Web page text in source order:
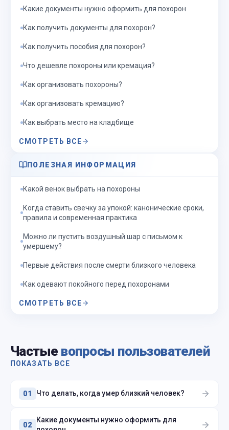
Какие документы нужно оформить для похорон
Как получить документы для похорон?
Как получить пособия для похорон?
Что дешевле похороны или кремация?
Как организовать похороны?
Как организовать кремацию?
Как выбрать место на кладбище
СМОТРЕТЬ ВСЕ
ПОЛЕЗНАЯ ИНФОРМАЦИЯ
Какой венок выбрать на похороны
Когда ставить свечку за упокой: канонические сроки,
правила и современная практика
Можно ли пустить воздушный шар с письмом к
умершему?
Первые действия после смерти близкого человека
Как одевают покойного перед похоронами
СМОТРЕТЬ ВСЕ
Частые вопросы пользователей
ПОКАЗАТЬ ВСЕ
01 Что делать, когда умер близкий человек?
02
Какие документы нужно оформить для